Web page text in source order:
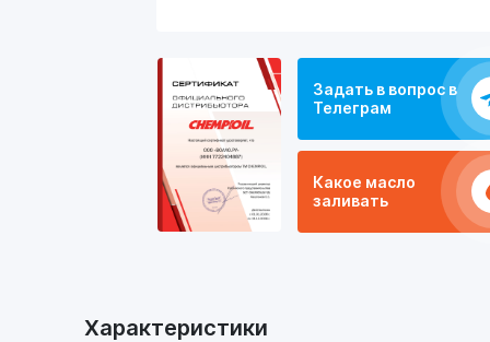
Задать в вопрос в
Телеграм
Какое масло
заливать
Характеристики